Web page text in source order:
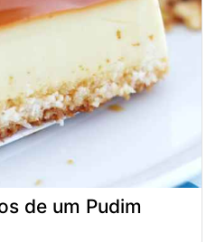
de um Pudim